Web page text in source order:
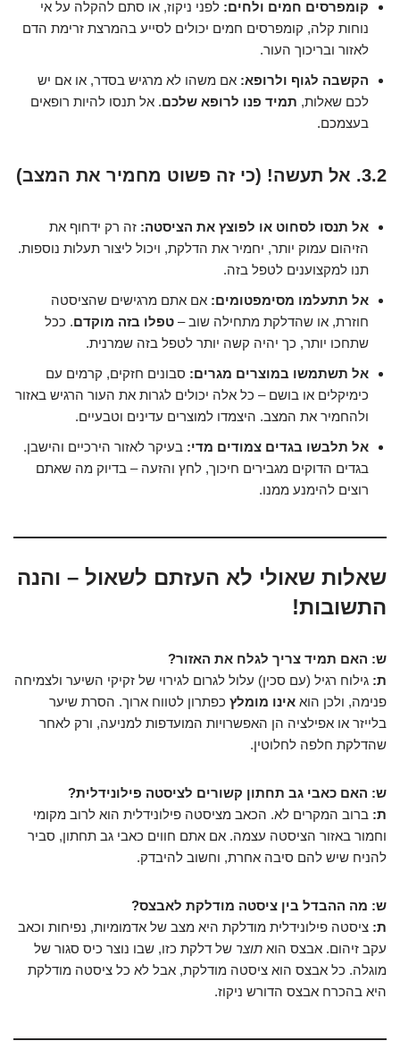
קומפרסים חמים ולחים: לפני ניקוז, או סתם להקלה על אי
נוחות קלה, קומפרסים חמים יכולים לסייע בהמרצת זרימת הדם
לאזור ובריכוך העור.
הקשבה לגוף ולרופא: אם משהו לא מרגיש בסדר, או אם יש
לכם שאלות, תמיד פנו לרופא שלכם. אל תנסו להיות רופאים
בעצמכם.
3.2. אל תעשה! (כי זה פשוט מחמיר את המצב)
אל תנסו לסחוט או לפוצץ את הציסטה: זה רק ידחוף את
הזיהום עמוק יותר, יחמיר את הדלקת, ויכול ליצור תעלות נוספות.
תנו למקצוענים לטפל בזה.
אל תתעלמו מסימפטומים: אם אתם מרגישים שהציסטה
חוזרת, או שהדלקת מתחילה שוב – טפלו בזה מוקדם. ככל
שתחכו יותר, כך יהיה קשה יותר לטפל בזה שמרנית.
אל תשתמשו במוצרים מגרים: סבונים חזקים, קרמים עם
כימיקלים או בושם – כל אלה יכולים לגרות את העור הרגיש באזור
ולהחמיר את המצב. היצמדו למוצרים עדינים וטבעיים.
אל תלבשו בגדים צמודים מדי: בעיקר לאזור הירכיים והישבן.
בגדים הדוקים מגבירים חיכוך, לחץ והזעה – בדיוק מה שאתם
רוצים להימנע ממנו.
שאלות שאולי לא העזתם לשאול – והנה
התשובות!
ש: האם תמיד צריך לגלח את האזור?
ת: גילוח רגיל (עם סכין) עלול לגרום לגירוי של זקיקי השיער ולצמיחה
פנימה, ולכן הוא אינו מומלץ כפתרון לטווח ארוך. הסרת שיער
בלייזר או אפילציה הן האפשרויות המועדפות למניעה, ורק לאחר
שהדלקת חלפה לחלוטין.
ש: האם כאבי גב תחתון קשורים לציסטה פילונידלית?
ת: ברוב המקרים לא. הכאב מציסטה פילונידלית הוא לרוב מקומי
וחמור באזור הציסטה עצמה. אם אתם חווים כאבי גב תחתון, סביר
להניח שיש להם סיבה אחרת, וחשוב להיבדק.
ש: מה ההבדל בין ציסטה מודלקת לאבצס?
ת: ציסטה פילונידלית מודלקת היא מצב של אדמומיות, נפיחות וכאב
עקב זיהום. אבצס הוא תוצר של דלקת כזו, שבו נוצר כיס סגור של
מוגלה. כל אבצס הוא ציסטה מודלקת, אבל לא כל ציסטה מודלקת
היא בהכרח אבצס הדורש ניקוז.